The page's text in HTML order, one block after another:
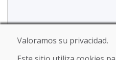
Valoramos su privacidad.